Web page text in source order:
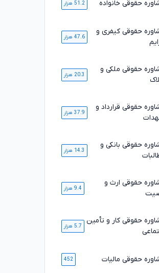
پیشنهاد بنیاد وکلا
حقوقی خانواده 51.2 هزار
حقوقی کیفری و
47.6 هزار
حقوقی ملکی و
20.3 هزار
حقوقی قرارداد و
37.9 هزار
حقوقی بانکی و
14.3 هزار
حقوقی ارث و
9.4 هزار
حقوقی کار و تأمین
5.7 هزار
حقوقی مالیات 452